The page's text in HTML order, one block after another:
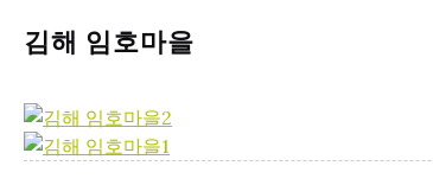
김해 임호마을